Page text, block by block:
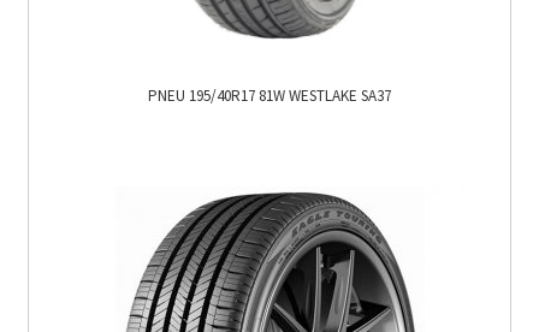
PNEU 195/40R17 81W WESTLAKE SA37